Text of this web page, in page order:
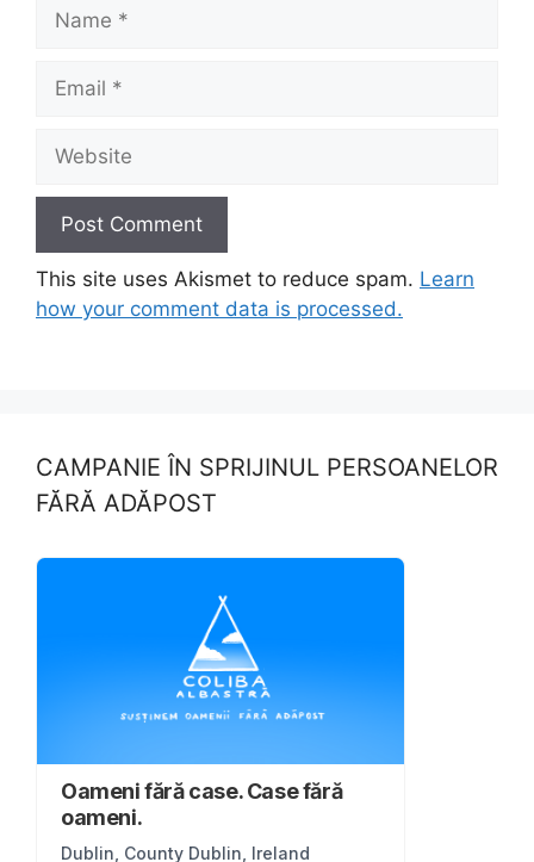
This site uses Akismet to reduce spam. Learn
how your comment data is processed.
CAMPANIE ÎN SPRIJINUL PERSOANELOR
FĂRĂ ADĂPOST